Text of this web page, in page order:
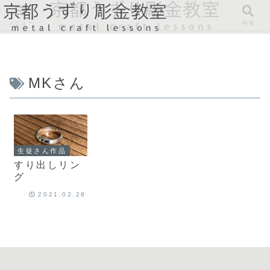
MKさん
生徒さん作品
すり出しリン
グ
2021.02.28
メニュー 検索